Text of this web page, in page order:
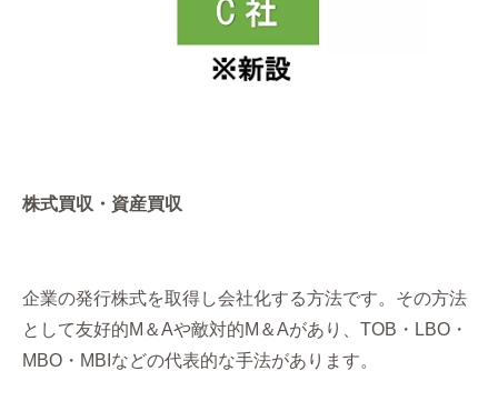
株式買収・資産買収
企業の発行株式を取得し会社化する方法です。その方法
として友好的M＆Aや敵対的M＆Aがあり、TOB・LBO・
MBO・MBIなどの代表的な手法があります。